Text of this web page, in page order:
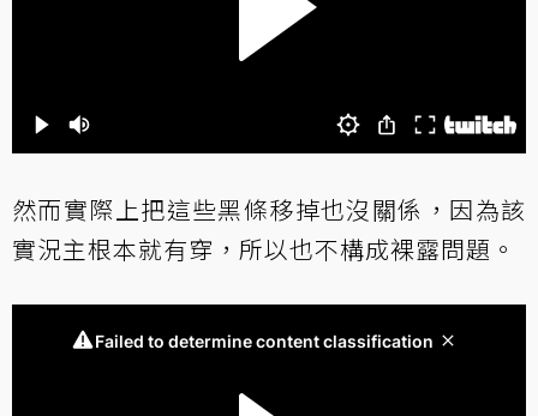
然而實際上把這些黑條移掉也沒關係，因為該
實況主根本就有穿，所以也不構成裸露問題。